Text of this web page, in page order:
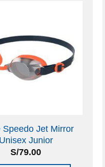
Speedo Jet Mirror
Unisex Junior
S/79.00